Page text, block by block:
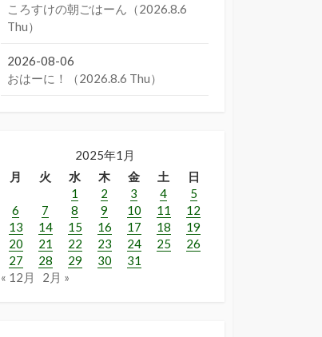
ころすけの朝ごはーん（2026.8.6
Thu）
2026-08-06
おはーに！（2026.8.6 Thu）
2025年1月
月
火 水 木 金 土
日
1
2 3 4
5
6
7 8 9 10 11
12
13
14 15 16 17 18
19
20
21 22 23 24 25
26
27
28 29 30
31
« 12月
2月 »